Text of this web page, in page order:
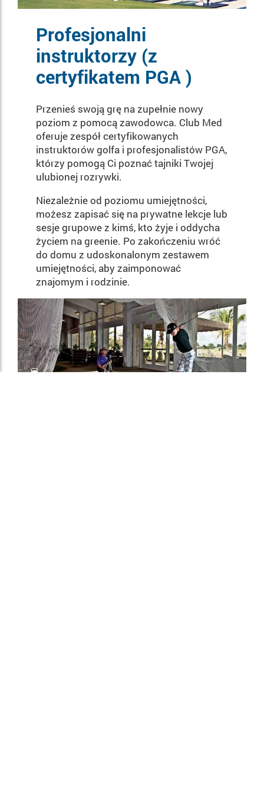
Profesjonalni
instruktorzy (z
certyfikatem PGA )
Przenieś swoją grę na zupełnie nowy
poziom z pomocą zawodowca. Club Med
oferuje zespół certyfikowanych
instruktorów golfa i profesjonalistów PGA,
którzy pomogą Ci poznać tajniki Twojej
ulubionej rozrywki.
Niezależnie od poziomu umiejętności,
możesz zapisać się na prywatne lekcje lub
sesje grupowe z kimś, kto żyje i oddycha
życiem na greenie. Po zakończeniu wróć
do domu z udoskonalonym zestawem
umiejętności, aby zaimponować
znajomym i rodzinie.